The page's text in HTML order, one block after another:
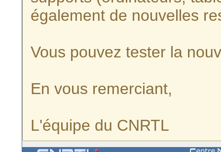
également de nouvelles
Vous pouvez tester la
En vous remerciant,
L'équipe du CNRTL